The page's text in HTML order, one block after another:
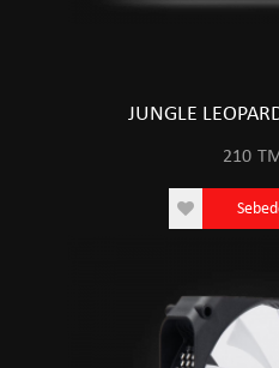
JUNGLE
210